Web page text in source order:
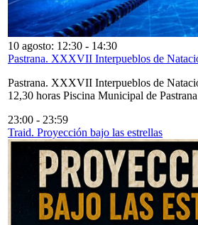
10 agosto: 12:30 - 14:30
Pastrana. XXXVII Interpueblos de
Pastrana. XXXVII Interpueblos de
12,30 horas Piscina Municipal de Pastrana
23:00 - 23:59
Traid. Proyección bajo las estrellas